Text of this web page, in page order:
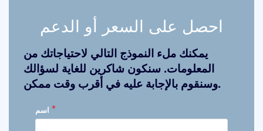
احصل على السعر أو الدعم
يمكنك ملء النموذج التالي لاحتياجاتك من
المعلومات. سنكون شاكرين للغاية لسؤالك
وسنقوم بالإجابة عليه في أقرب وقت ممكن.
*